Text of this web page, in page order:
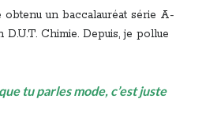
obtenu un baccalauréat série A-
D.U.T. Chimie. Depuis, je pollue
tu parles mode, c’est juste